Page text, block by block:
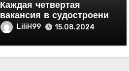
Каждая четвертая
вакансия в судостроении
и судоремонте страны —
петербургская
LiliH99 15.08.2024